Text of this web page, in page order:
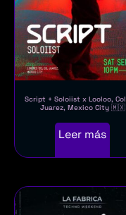
Script + Soloiist x Looloo,
Juarez, Mexico City 🇲🇽
Leer más